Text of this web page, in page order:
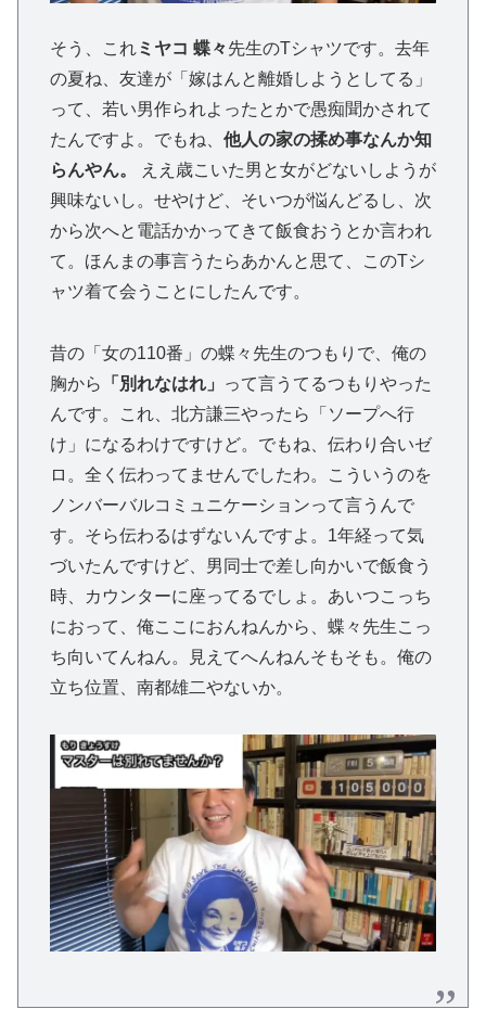
そう、これミヤコ 蝶々先生のTシャツです。去年
の夏ね、友達が「嫁はんと離婚しようとしてる」
って、若い男作られよったとかで愚痴聞かされて
たんですよ。でもね、 他人の家の揉め事なんか知
らんやん。
ええ歳こいた男と女がどないしようが
興味ないし。せやけど、そいつが悩んどるし、次
から次へと電話かかってきて飯食おうとか言われ
て。ほんまの事言うたらあかんと思て、このTシ
ャツ着て会うことにしたんです。
昔の「女の110番」の蝶々先生のつもりで、俺の
胸から
「別れなはれ」
って言うてるつもりやった
んです。これ、北方謙三やったら「ソープへ行
け」になるわけですけど。でもね、伝わり合いゼ
ロ。全く伝わってませんでしたわ。こういうのを
ノンバーバルコミュニケーションって言うんで
す。そら伝わるはずないんですよ。1年経って気
づいたんですけど、男同士で差し向かいで飯食う
時、カウンターに座ってるでしょ。あいつこっち
におって、俺ここにおんねんから、蝶々先生こっ
ち向いてんねん。見えてへんねんそもそも。俺の
立ち位置、南都雄二やないか。